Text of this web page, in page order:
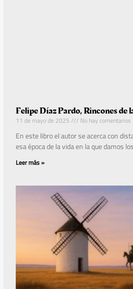
Felipe Díaz Pardo, Rincones de
11 de mayo de 2025 No hay comentarios
En este libro el autor se acerca con
esa época de la vida en la que damos
Leer más »